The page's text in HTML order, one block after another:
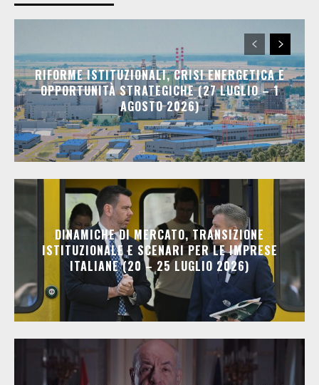
RIFORME ISTITUZIONALI, CRISI ENERGETICA E
OPPORTUNITÀ STRATEGICHE (27 LUGLIO – 1
AGOSTO 2026)
DINAMICHE DI MERCATO, TRANSIZIONE
ISTITUZIONALE E SCENARI PER LE IMPRESE
ITALIANE (20 – 25 LUGLIO 2026)